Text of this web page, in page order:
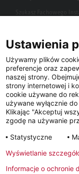
Ustawienia
Używamy plików
preferencje oraz
naszej strony.
strony internetowej i
cookie używane do
używane wyłącznie
Klikając "Akceptuj
zgodę na używanie
Statystyczne
Wyświetlanie
Informacje o ochronie